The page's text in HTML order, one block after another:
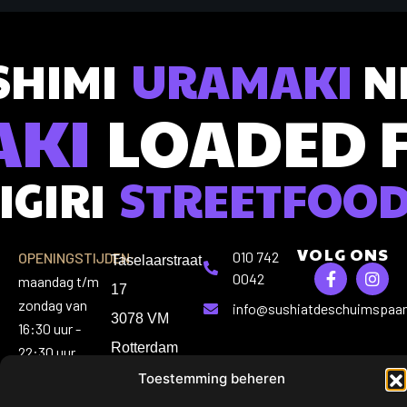
Toestemming beheren
URAMAKI
LOADED
OPENINGSTIJDEN:
maandag t/m
zondag van
16:30 uur -
22:30 uur
Taselaarstraat
17
3078 VM
Rotterdam
010 742
0042
VOLG ONS